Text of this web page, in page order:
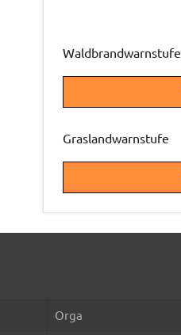
Waldbrandwarnstufe
Graslandwarnstufe
Orga